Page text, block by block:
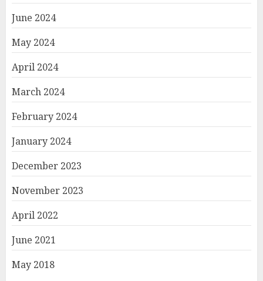
June 2024
May 2024
April 2024
March 2024
February 2024
January 2024
December 2023
November 2023
April 2022
June 2021
May 2018